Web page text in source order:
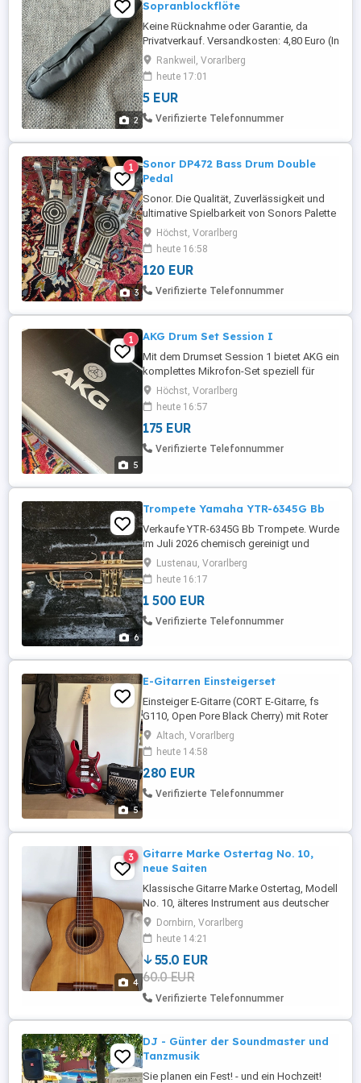
2
Sopranblockflöte
Keine Rücknahme oder Garantie, da
Privatverkauf. Versandkosten: 4,80 Euro (In
das Paket passen 5-6 Bücher) Viele
günstige Artikel (Kleidung, Spiele, Bücher)
finden sie noch auf meiner Seite!
Rankweil, Vorarlberg
heute 17:01
5 EUR
Verifizierte Telefonnummer
3
1
Sonor DP472 Bass Drum Double
Pedal
Sonor. Die Qualität, Zuverlässigkeit und
ultimative Spielbarkeit von Sonors Palette
an Schlagzeug, Percussion und Hardware
sind legendär! Professionell und absolut
"straßenbereit" wurde die 400er-Serie-
Hardware mit guter Benutzerfreundlichkeit
konstruiert. Ausgestattet mit vielen
Höchst, Vorarlberg
heute 16:58
120 EUR
Verifizierte Telefonnummer
5
1 AKG Drum Set Session I
Mit dem Drumset Session 1 bietet AKG ein
komplettes Mikrofon-Set speziell für
Schlagzeuger. Es enthält sieben
Mikrofone die perfekt auf die einzelnen
Bestandteile eines Drumset abgestimmt
wurden. Dieses Set eignet sich
gleichermaßen für Bühne, Proberaum und
Höchst, Vorarlberg
heute 16:57
175 EUR
Verifizierte Telefonnummer
6
Trompete Yamaha YTR-6345G Bb
Verkaufe YTR-6345G Bb Trompete. Wurde
im Juli 2026 chemisch gereinigt und
überholt. Neupreis 2200
Lustenau, Vorarlberg
heute 16:17
1 500 EUR
Verifizierte Telefonnummer
5
E-Gitarren Einsteigerset
Einsteiger E-Gitarre (CORT E-Gitarre, fs
G110, Open Pore Black Cherry) mit Roter
verstellbarer Gitarrengurt kaum bespielt,
fast neu Guitarrentasche
Wasserabweisend (Rockbag RB20505B
Deluxe E-Gitarren Tasche) kaum
gebraucht, wie neu VOX Verstärker (VOX
Altach, Vorarlberg
heute 14:58
280 EUR
Verifizierte Telefonnummer
4
3
Gitarre Marke Ostertag No. 10,
neue Saiten
Klassische Gitarre Marke Ostertag, Modell
No. 10, älteres Instrument aus deutscher
Produktion, mit neuen Saiten und
schönem Klang, günstig abzugeben
Dornbirn, Vorarlberg
heute 14:21
55.0 EUR
60.0 EUR
Verifizierte Telefonnummer
DJ - Günter der Soundmaster und
Tanzmusik
Sie planen ein Fest! - und ein Hochzeit!